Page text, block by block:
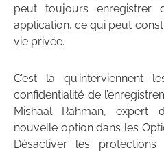
peut toujours enregistrer
application, ce qui peut
vie privée.
C’est là qu’interviennent
confidentialité de
Mishaal Rahman, expert
nouvelle option dans les
Désactiver les